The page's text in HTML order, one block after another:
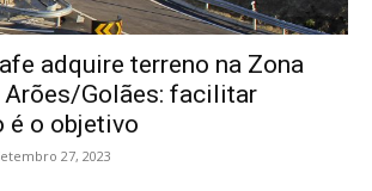
adquire terreno na Zona
Golães: facilitar
é o objetivo
27, 2023